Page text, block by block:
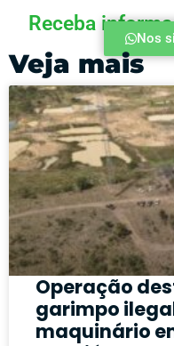
Receba
Nos
Veja mais
Operação
garimpo
maquinário